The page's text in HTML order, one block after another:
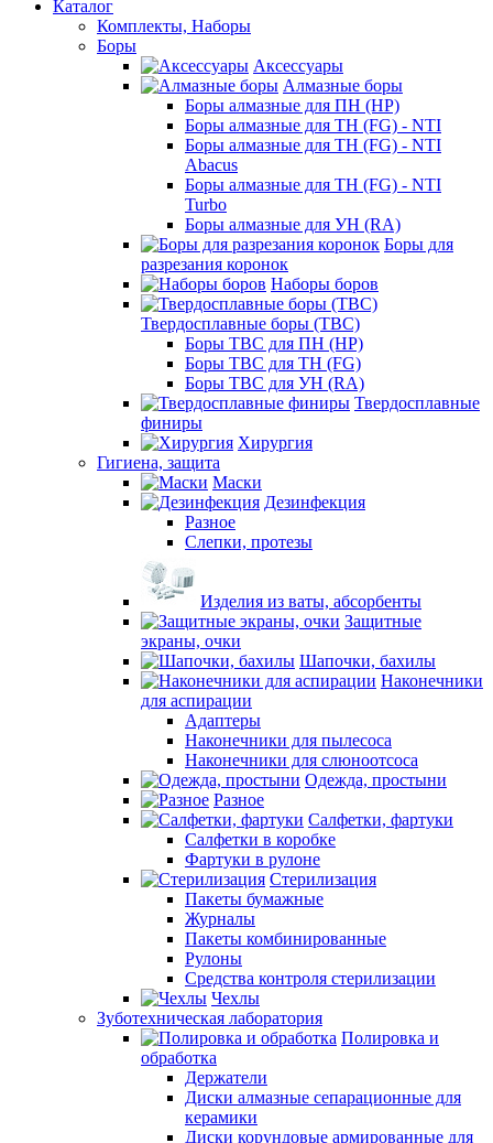
Каталог
Комплекты, Наборы
Боры
Аксессуары
Алмазные боры
Боры алмазные для ПН (HP)
Боры алмазные для ТН (FG) - NTI
Боры алмазные для ТН (FG) - NTI
Abacus
Боры алмазные для ТН (FG) - NTI
Turbo
Боры алмазные для УН (RA)
Боры для
разрезания коронок
Наборы боров
Твердосплавные боры (ТВС)
Боры ТВС для ПН (HP)
Боры ТВС для ТН (FG)
Боры ТВС для УН (RA)
Твердосплавные
финиры
Хирургия
Гигиена, защита
Маски
Дезинфекция
Разное
Слепки, протезы
Изделия из ваты, абсорбенты
Защитные
экраны, очки
Шапочки, бахилы
Наконечники
для аспирации
Адаптеры
Наконечники для пылесоса
Наконечники для слюноотсоса
Одежда, простыни
Разное
Салфетки, фартуки
Салфетки в коробке
Фартуки в рулоне
Стерилизация
Пакеты бумажные
Журналы
Пакеты комбинированные
Рулоны
Средства контроля стерилизации
Чехлы
Зуботехническая лаборатория
Полировка и
обработка
Держатели
Диски алмазные сепарационные для
керамики
Диски корундовые армированные для